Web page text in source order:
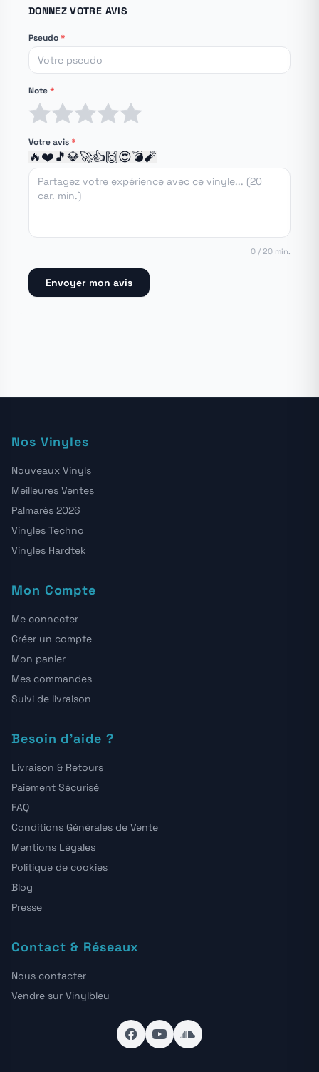
DONNEZ VOTRE AVIS
Pseudo*
Note*
Votre avis*
🔥❤️🎵💎🚀👍🙌😍💣🧨
0 / 20 min.
Envoyer mon avis
Nos Vinyles
Nouveaux Vinyls
Meilleures Ventes
Palmarès 2026
Vinyles Techno
Vinyles Hardtek
Mon Compte
Me connecter
Créer un compte
Mon panier
Mes commandes
Suivi de livraison
Besoin d'aide ?
Livraison & Retours
Paiement Sécurisé
FAQ
Conditions Générales de Vente
Mentions Légales
Politique de cookies
Blog
Presse
Contact & Réseaux
Nous contacter
Vendre sur Vinylbleu